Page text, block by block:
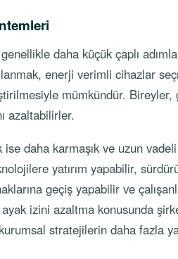
daha küçük çaplı
enerji verimli cihazlar
mümkündür. Bireyler,
azaltabilirler.
daha karmaşık ve uzun
yatırım yapabilir,
geçiş yapabilir ve
izini azaltma konusunda
stratejilerin daha fazla